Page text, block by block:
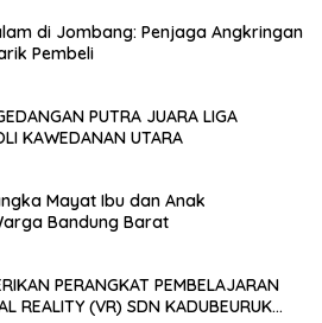
di Jombang: Penjaga Angkringan
Pembeli
PUTRA JUARA LIGA
KAWEDANAN UTARA
Mayat Ibu dan Anak
Bandung Barat
PERANGKAT PEMBELAJARAN
REALITY (VR) SDN KADUBEURUK